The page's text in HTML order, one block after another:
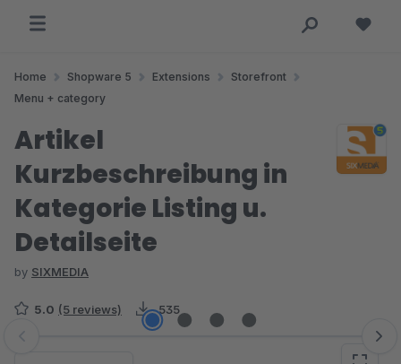
Home Shopware 5 Extensions
Storefront
Menu + category
Artikel
Kurzbeschreibung in
Kategorie Listing u.
Detailseite
by SIXMEDIA
5.0 (5 reviews) 535
Skip image gallery